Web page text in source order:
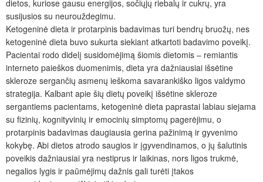
dietos, kuriose gausu energijos, sočiųjų riebalų ir cukrų, yra
susijusios su neurouždegimu.
Ketogeninė dieta ir protarpinis badavimas turi bendrų bruožų, nes
ketogeninė dieta buvo sukurta siekiant atkartoti badavimo poveikį.
Pacientai rodo didelį susidomėjimą šiomis dietomis – remiantis
interneto paieškos duomenimis, dieta yra dažniausiai išsėtine
skleroze sergančių asmenų ieškoma savarankiško ligos valdymo
strategija. Kalbant apie šių dietų poveikį išsėtine skleroze
sergantiems pacientams, ketogeninė dieta paprastai labiau siejama
su fizinių, kognityvinių ir emocinių simptomų pagerėjimu, o
protarpinis badavimas daugiausia gerina pažinimą ir gyvenimo
kokybę. Abi dietos atrodo saugios ir įgyvendinamos, o jų šalutinis
poveikis dažniausiai yra nestiprus ir laikinas, nors ligos trukmė,
negalios lygis ir paūmėjimų dažnis gali turėti įtakos